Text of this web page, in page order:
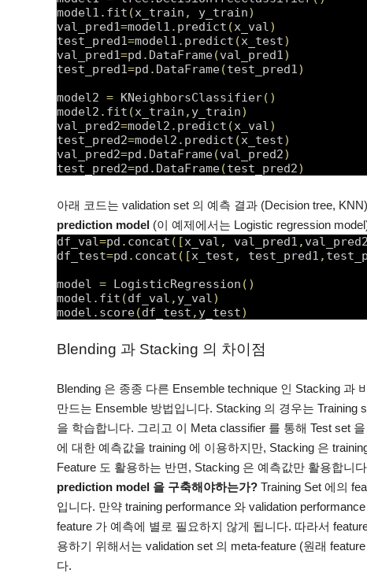
model1 . fit (x_train , y_train)
val_pred1=model1 . predict (x_val)
test_pred1=model1 . predict (x_test)
val_pred1=pd . DataFrame(val_pred1)
test_pred1=pd . DataFrame(test_pred1)
model2 = KNeighborsClassifier( )
model2 . fit (x_train , y_train)
val_pred2=model2 . predict (x_val)
test_pred2=model2 . predict (x_test)
val_pred2=pd . DataFrame(val_pred2)
test_pred2=pd . DataFrame(test_pred2)
아래 코드는 validation set 의 예측 결과 (Decision tree,
prediction model (이 예제에서는 Logistic regression
df_val=pd . concat ( [x_val , val_pred1 , val_pred2
df_test=pd . concat ( [x_test , test_pred1 ,
model = LogisticRegression ( )
model . fit (df_val , y_val)
model . score(df_test , y_test)
Blending 과 Stacking 의 차이점
Blending 은 종종 다른 Ensemble technique 인 Stacking 과
만드는 Ensemble 방법입니다. Stacking 의 경우는 Training
을 학습합니다. 그리고 이 Meta classifier 를 통해 Test set
에 대한 예측값을 training 에 이용하지만, Stacking 은
Feature 도 활용하는 반면, Stacking 은 예측값만 활용합니
prediction model 을 구축해야하는가? Training Set 에의
입니다. 만약 training performance 와 validation
feature 가 예측에 별로 필요하지 않게 됩니다. 따라서
용하기 위해서는 validation set 의 meta-feature (원래
다.